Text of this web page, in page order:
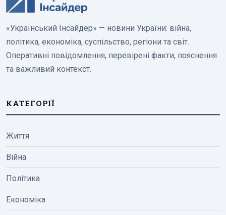
«Український Інсайдер» — новини України: війна,
політика, економіка, суспільство, регіони та світ.
Оперативні повідомлення, перевірені факти, пояснення
та важливий контекст.
КАТЕГОРІЇ
Життя
Війна
Політика
Економіка